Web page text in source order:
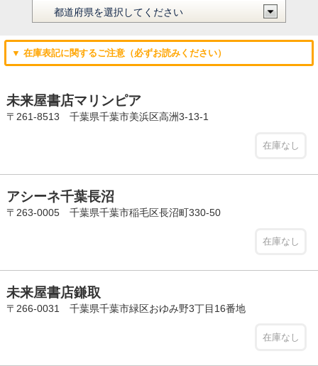
▼ 在庫表記に関するご注意（必ずお読みください）
未来屋書店マリンピア
〒261-8513 千葉県千葉市美浜区高洲3-13-1
在庫なし
アシーネ千葉長沼
〒263-0005 千葉県千葉市稲毛区長沼町330-50
在庫なし
未来屋書店鎌取
〒266-0031 千葉県千葉市緑区おゆみ野3丁目16番地
在庫なし